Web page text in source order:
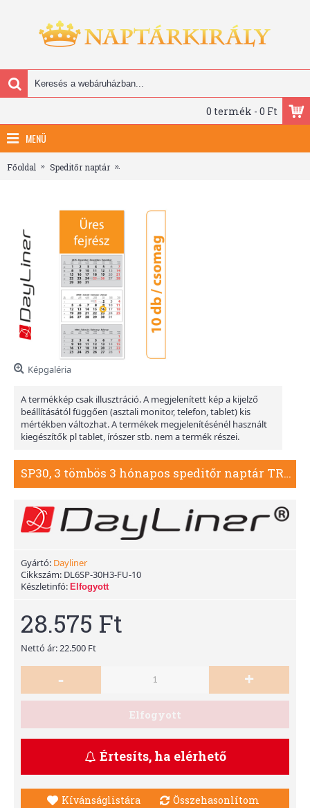
0 termék - 0 Ft
MENÜ
Főoldal Speditőr naptár
Képgaléria
A termékkép csak illusztráció. A megjelenített kép a kijelző
beállításától függően (asztali monitor, telefon, tablet) kis
mértékben változhat. A termékek megjelenítésénél használt
kiegészítők pl tablet, írószer stb. nem a termék részei.
SP30, 3 tömbös 3 hónapos speditőr naptár TRN - Üres, nyomtatható fejrésszel, 10db/csomag
Gyártó: Dayliner
Cikkszám: DL6SP-30H3-FU-10
Készletinfó: Elfogyott
28.575 Ft
Nettó ár: 22.500 Ft
- +
Elfogyott
Értesíts, ha elérhető
Kívánságlistára Összehasonlítom